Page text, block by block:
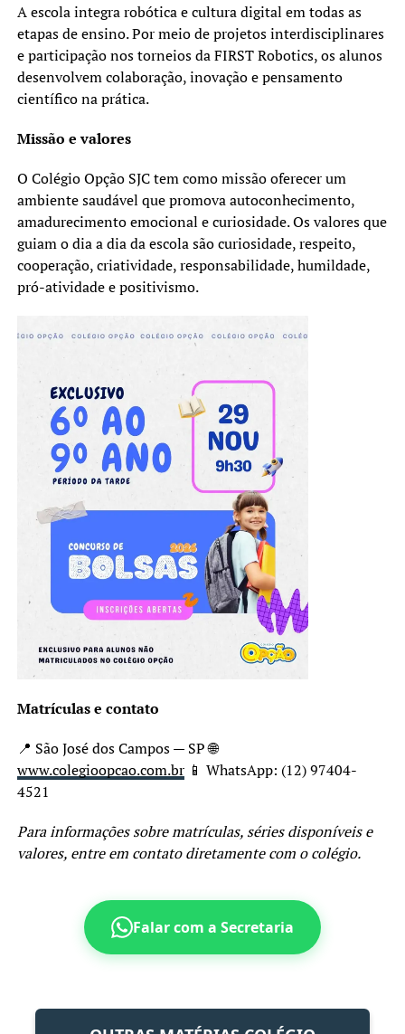
A escola integra robótica e cultura digital em todas as
etapas de ensino. Por meio de projetos interdisciplinares
e participação nos torneios da FIRST Robotics, os alunos
desenvolvem colaboração, inovação e pensamento
científico na prática.
Missão e valores
O Colégio Opção SJC tem como missão oferecer um
ambiente saudável que promova autoconhecimento,
amadurecimento emocional e curiosidade. Os valores que
guiam o dia a dia da escola são curiosidade, respeito,
cooperação, criatividade, responsabilidade, humildade,
pró-atividade e positivismo.
Matrículas e contato
📍 São José dos Campos — SP 🌐
www.colegioopcao.com.br📱 WhatsApp: (12) 97404-
4521
Para informações sobre matrículas, séries disponíveis e
valores, entre em contato diretamente com o colégio.
Falar com a Secretaria